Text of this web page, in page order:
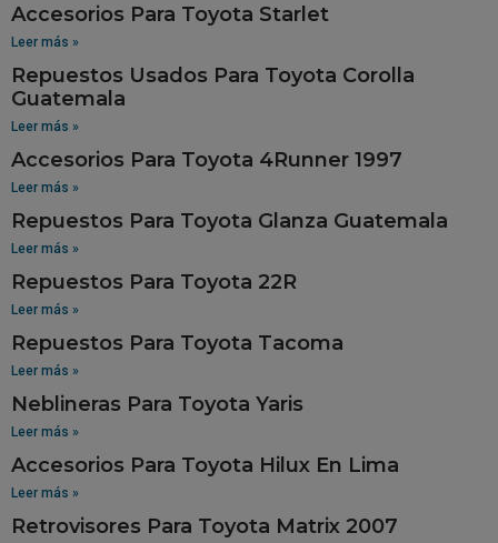
Accesorios Para Toyota Starlet
Leer más »
Repuestos Usados Para Toyota Corolla
Guatemala
Leer más »
Accesorios Para Toyota 4Runner 1997
Leer más »
Repuestos Para Toyota Glanza Guatemala
Leer más »
Repuestos Para Toyota 22R
Leer más »
Repuestos Para Toyota Tacoma
Leer más »
Neblineras Para Toyota Yaris
Leer más »
Accesorios Para Toyota Hilux En Lima
Leer más »
Retrovisores Para Toyota Matrix 2007